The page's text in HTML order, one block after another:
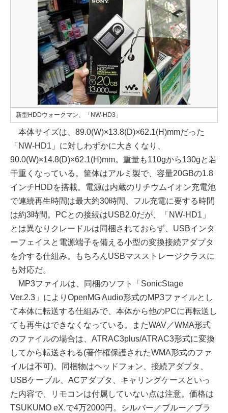
新型HDDウォークマン、「NW-HD3」
本体サイズは、89.0(W)×13.8(D)×62.1(H)mmだった
「NW-HD1」に対しわずかに大きくなり、
90.0(W)×14.8(D)×62.1(H)mm。重量も110gから130gと若
干重くなっている。筐体はアルミ製で、容量20GBの1.8
インチHDDを搭載。電源は内蔵のリチウムイオン充電池
で連続再生時間は最大約30時間、フル充電に要する時間
は約3時間。PCとの接続はUSB2.0だが、「NW-HD1」
とは異なりクレードルは同梱されておらず、USBインタ
ーフェイスと電源端子を備える小型の変換接続アダプタ
を介する仕組み。もちろんUSBマスストレージクラスに
も対応だ。
MP3ファイルは、同梱のソフト「SonicStage
Ver.2.3」によりOpenMG Audio形式のMP3ファイルとし
て本体に転送する仕組みで、本体から他のPCに再転送し
ても再生はできなくなっている。またWAV／WMA形式
のファイルの場合は、ATRAC3plus/ATRAC3形式に変換
してから転送される(著作権保護されたWMA形式のファ
イルは不可)。同梱物はヘッドフォン、接続アダプタ、
USBケーブル、ACアダプタ、キャリングケースといっ
た内容で、リモコンは付属していない点は注意。価格は
TSUKUMO eX.で4万2000円。シルバー／ブルー／ブラ